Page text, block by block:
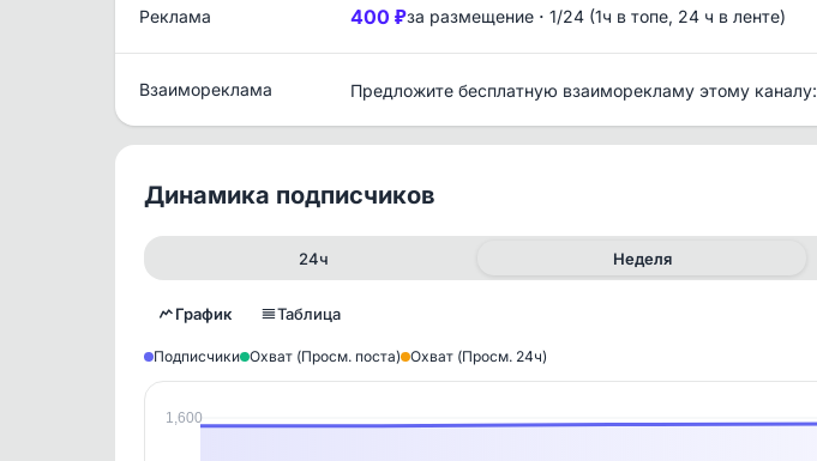
Реклама 400 ₽за размещение · 1/24 (1ч в топе, 24 ч в ленте)
Взаимореклама Предложите бесплатную взаиморекламу этому каналу:
Динамика подписчиков
24ч Неделя
График Таблица
Подписчики Охват (Просм. поста) Охват (Просм. 24ч)
1,600